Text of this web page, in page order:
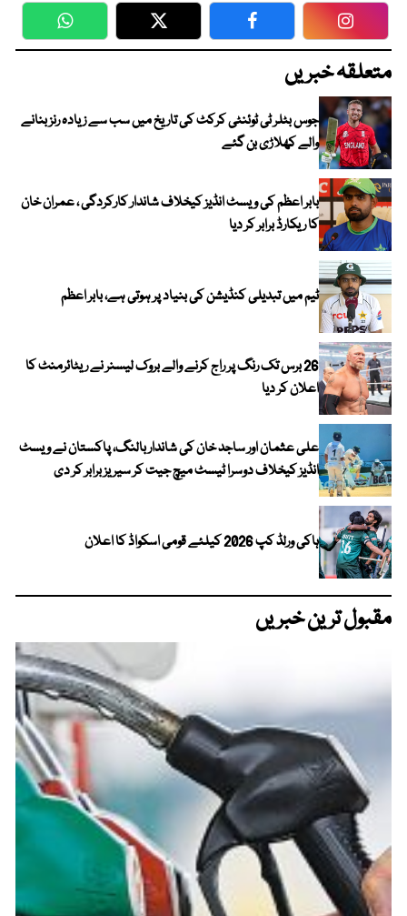
WhatsApp Twitter Facebook
متعلقہ خبریں
جوس بٹلر ٹی ٹوئنٹی کرکٹ کی تاریخ میں سب سے زیادہ رنز بنانے
والے کھلاڑی بن گئے
بابر اعظم کی ویسٹ انڈیز کیخلاف شاندار کارکردگی ، عمران خان
کا ریکارڈ برابر کر دیا
ٹیم میں تبدیلی کنڈیشن کی بنیاد پر ہوتی ہے، بابر اعظم
26 برس تک رنگ پر راج کرنے والے بروک لیسنر نے ریٹائرمنٹ کا
اعلان کر دیا
علی عثمان اور ساجد خان کی شاندار بالنگ، پاکستان نے ویسٹ
انڈیز کیخلاف دوسرا ٹیسٹ میچ جیت کر سیریز برابر کر دی
ہاکی ورلڈ کپ 2026 کیلئے قومی اسکواڈ کا اعلان
مقبول ترین خبریں